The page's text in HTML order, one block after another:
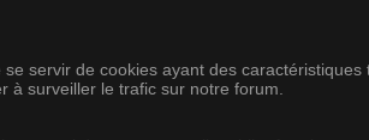
servir de cookies ayant des
à surveiller le trafic sur notre forum.